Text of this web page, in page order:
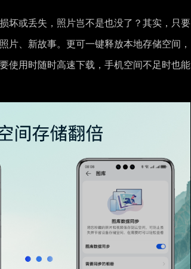
坏或丢失，照片岂不是也没了？其实，只要
片、新故事。更可一键释放本地存储空间，
使用时随时高速下载，手机空间不足时也能